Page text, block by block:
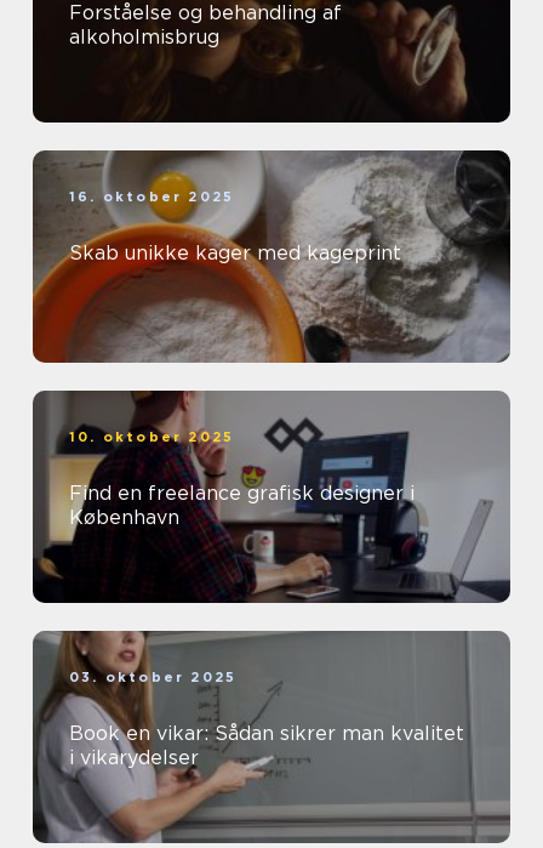
Forståelse og behandling af
alkoholmisbrug
16. oktober 2025
Skab unikke kager med kageprint
10. oktober 2025
Find en freelance grafisk designer i
København
03. oktober 2025
Book en vikar: Sådan sikrer man kvalitet
i vikarydelser